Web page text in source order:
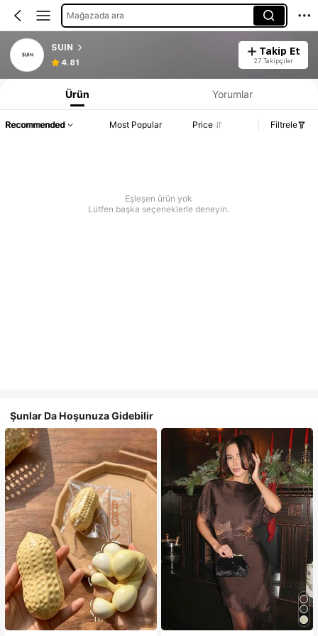
Mağazada ara
SUIN
4.81
Takip Et
27 Takipçiler
Ürün Yorumlar
Recommended Most Popular Price Filtrele
Eşleşen ürün yok
Lütfen başka seçeneklerle deneyin.
Şunlar Da Hoşunuza Gidebilir